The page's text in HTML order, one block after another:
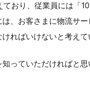
おり、従業員には「
、お客さまに物流サ
ればいけないと考えて
っていただければと